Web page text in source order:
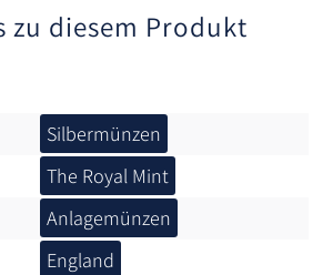
zu diesem Produkt
Silbermünzen
The Royal Mint
Anlagemünzen
England